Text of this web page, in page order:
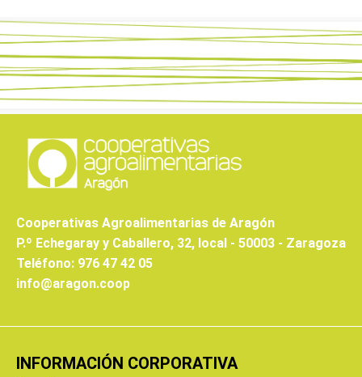
Cooperativas Agroalimentarias de Aragón
P.º Echegaray y Caballero, 32, local - 50003 - Zaragoza
Teléfono: 976 47 42 05
info@aragon.coop
INFORMACIÓN CORPORATIVA